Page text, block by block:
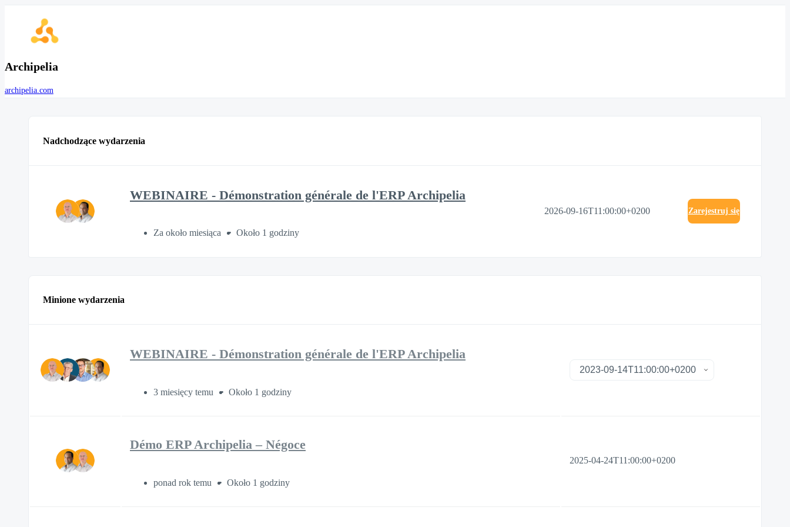
Archipelia
archipelia.com
Nadchodzące wydarzenia
WEBINAIRE - Démonstration générale de l'ERP Archipelia
Za około miesiąca Około 1 godziny
2026-09-16T11:00:00+0200 Zarejestruj się
Minione wydarzenia
WEBINAIRE - Démonstration générale de l'ERP Archipelia
3 miesięcy temu Około 1 godziny
Démo ERP Archipelia – Négoce
ponad rok temu Około 1 godziny
2025-04-24T11:00:00+0200